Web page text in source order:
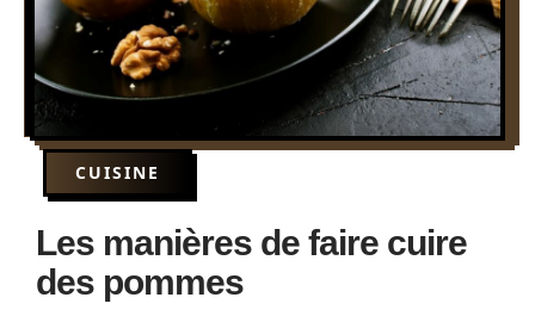
CUISINE
Les manières de faire cuire
des pommes